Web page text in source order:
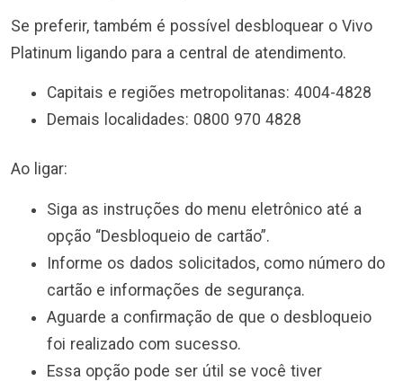
Se preferir, também é possível desbloquear o Vivo
Platinum ligando para a central de atendimento.
Capitais e regiões metropolitanas: 4004-4828
Demais localidades: 0800 970 4828
Ao ligar:
Siga as instruções do menu eletrônico até a
opção “Desbloqueio de cartão”.
Informe os dados solicitados, como número do
cartão e informações de segurança.
Aguarde a confirmação de que o desbloqueio
foi realizado com sucesso.
Essa opção pode ser útil se você tiver